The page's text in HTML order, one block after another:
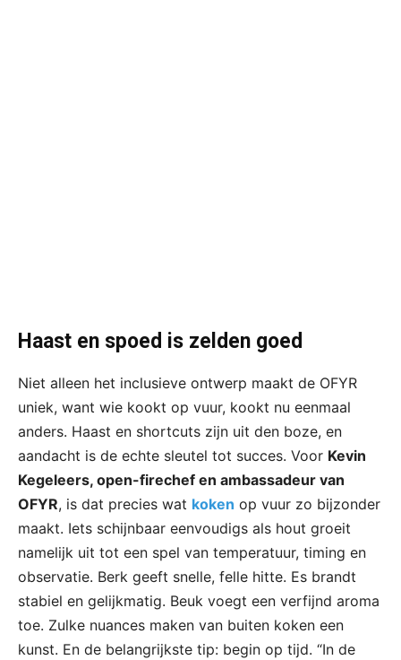
Haast en spoed is zelden goed
Niet alleen het inclusieve ontwerp maakt de OFYR
uniek, want wie kookt op vuur, kookt nu eenmaal
anders. Haast en shortcuts zijn uit den boze, en
aandacht is de echte sleutel tot succes. Voor Kevin
Kegeleers, open-firechef en ambassadeur van
OFYR, is dat precies wat koken op vuur zo bijzonder
maakt. Iets schijnbaar eenvoudigs als hout groeit
namelijk uit tot een spel van temperatuur, timing en
observatie. Berk geeft snelle, felle hitte. Es brandt
stabiel en gelijkmatig. Beuk voegt een verfijnd aroma
toe. Zulke nuances maken van buiten koken een
kunst. En de belangrijkste tip: begin op tijd. “In de